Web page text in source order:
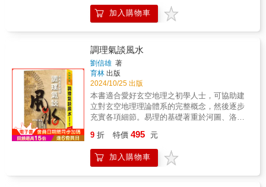
富，往往就在幾年當中轉運，其中最重要的因
子就是「內在的思維」的轉變，並且也要懂得
利用流年的變化，下定決心將自己改變，再次
蛻變，這樣才會有一個華麗轉身！◆不管你一
生中多麼富有，又有多麼高的地位，蓋房子、
蓋廠房、做好祖墳，都是關鍵的致勝祕訣！◆
買屋，你認為是「價格」重要，還是「價值」
重要呢？◆別人適合的，看來是好風水的房
子，卻不一定就適合你居住喔！◆改變命的方
法：一墳、二命、三風水、四慈悲、五信仰。
◆時勢能造英雄，英雄也能造時勢，「命運」
及「風水」兩者關係密切，即使是人才，看不
準時機方向，再努力有時也難有所成就。
◆「剋與不剋」不是人的問題，而是因風水的
吉凶來決定其生剋。◆風水對人是一種潛移默
來龍三叉會氣生死辨11.天地人生死辨12.龍水出
煞生死辨加入購物車
調理氣談風水
劉信雄 著
育林 出版
2024/10/25 出版
本書適合愛好玄空地理之初學人士，可協助建
立對玄空地理理論體系的完整概念，然後逐步
充實各項細節。易理的基礎著重於河圖、洛
學術就從略，以免未入其門，便沖昏了頭。至
於運法中的玄空紫白訣，局法中的些子訣法、
卦爻分金與抽爻換象等，是比較進階的項目，
9 折 特價 495 元
加入購物車